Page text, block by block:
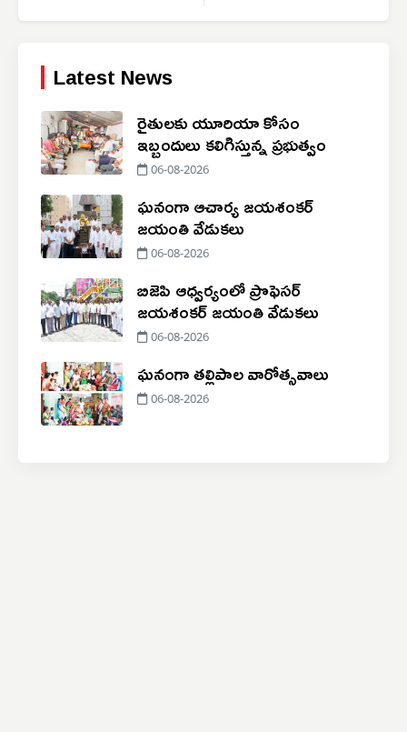
Latest News
రైతులకు యూరియా కోసం
ఇబ్బందులు కలిగిస్తున్న ప్రభుత్వం
06-08-2026
ఘనంగా ఆచార్య జయశంకర్
జయంతి వేడుకలు
06-08-2026
బిజెపి ఆధ్వర్యంలో ప్రొఫెసర్
జయశంకర్ జయంతి వేడుకలు
06-08-2026
ఘనంగా తల్లిపాల వారోత్సవాలు
06-08-2026